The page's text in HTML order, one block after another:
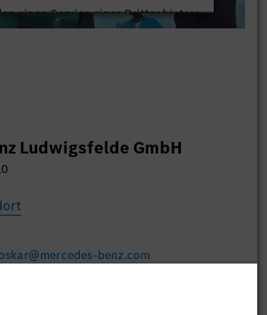
einen Service eines Drittanbieters,
einzubetten. Dieser Service kann
Ludwigsfelde GmbH
benz.com